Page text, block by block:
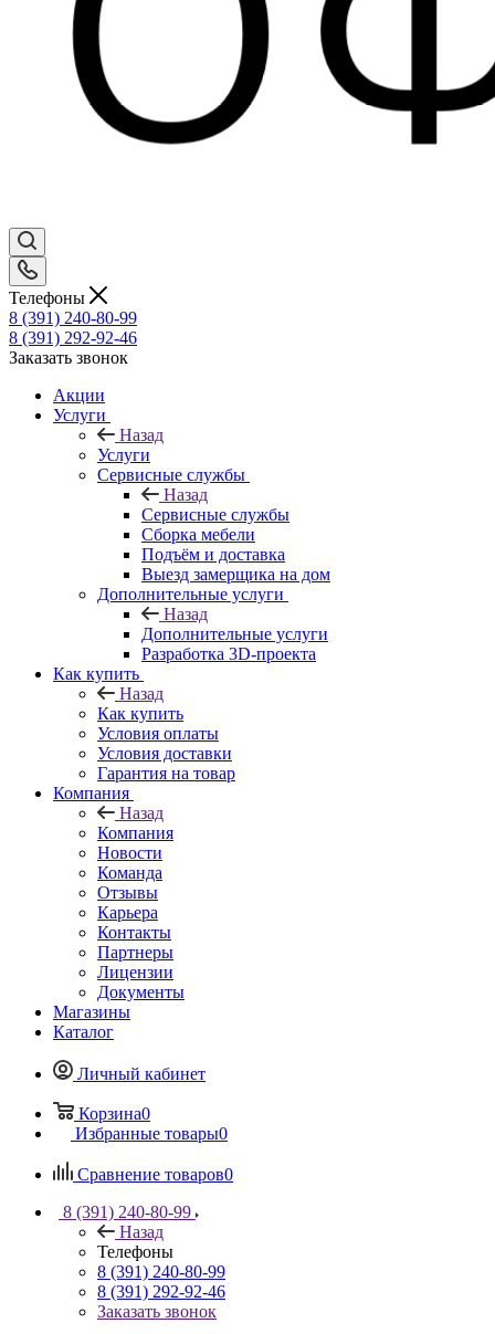
Телефоны
8 (391) 240-80-99
8 (391) 292-92-46
Заказать звонок
Акции
Услуги
Назад
Услуги
Сервисные службы
Назад
Сервисные службы
Сборка мебели
Подъём и доставка
Выезд замерщика на дом
Дополнительные услуги
Назад
Дополнительные услуги
Разработка 3D-проекта
Как купить
Назад
Как купить
Условия оплаты
Условия доставки
Гарантия на товар
Компания
Назад
Компания
Новости
Команда
Отзывы
Карьера
Контакты
Партнеры
Лицензии
Документы
Магазины
Каталог
Личный кабинет
Корзина0
Избранные товары0
Сравнение товаров0
8 (391) 240-80-99
Назад
Телефоны
8 (391) 240-80-99
8 (391) 292-92-46
Заказать звонок